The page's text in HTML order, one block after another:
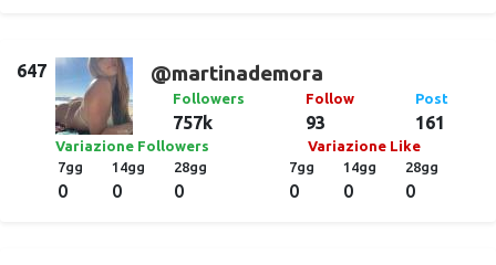
647 @martinademora
Followers
757k
Follow
93
Post
161
Variazione Followers
7gg
0
14gg
0
28gg
0
Variazione Like
7gg
0
14gg
0
28gg
0